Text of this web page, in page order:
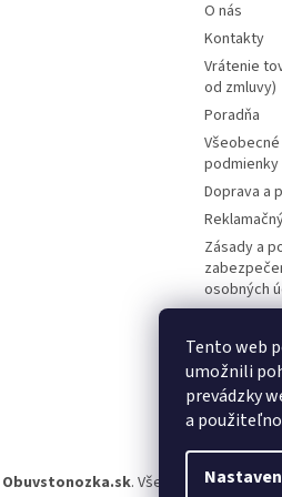
Tento web
umožnili
prevádzky
a
O nás
Kontakty
Vrátenie
od zmluvy)
Poradňa
podmienky
Doprava a
Zásady a
osobných
cookies
Predávané
Napíšte
Obuvstonozka.sk. Všetky práva